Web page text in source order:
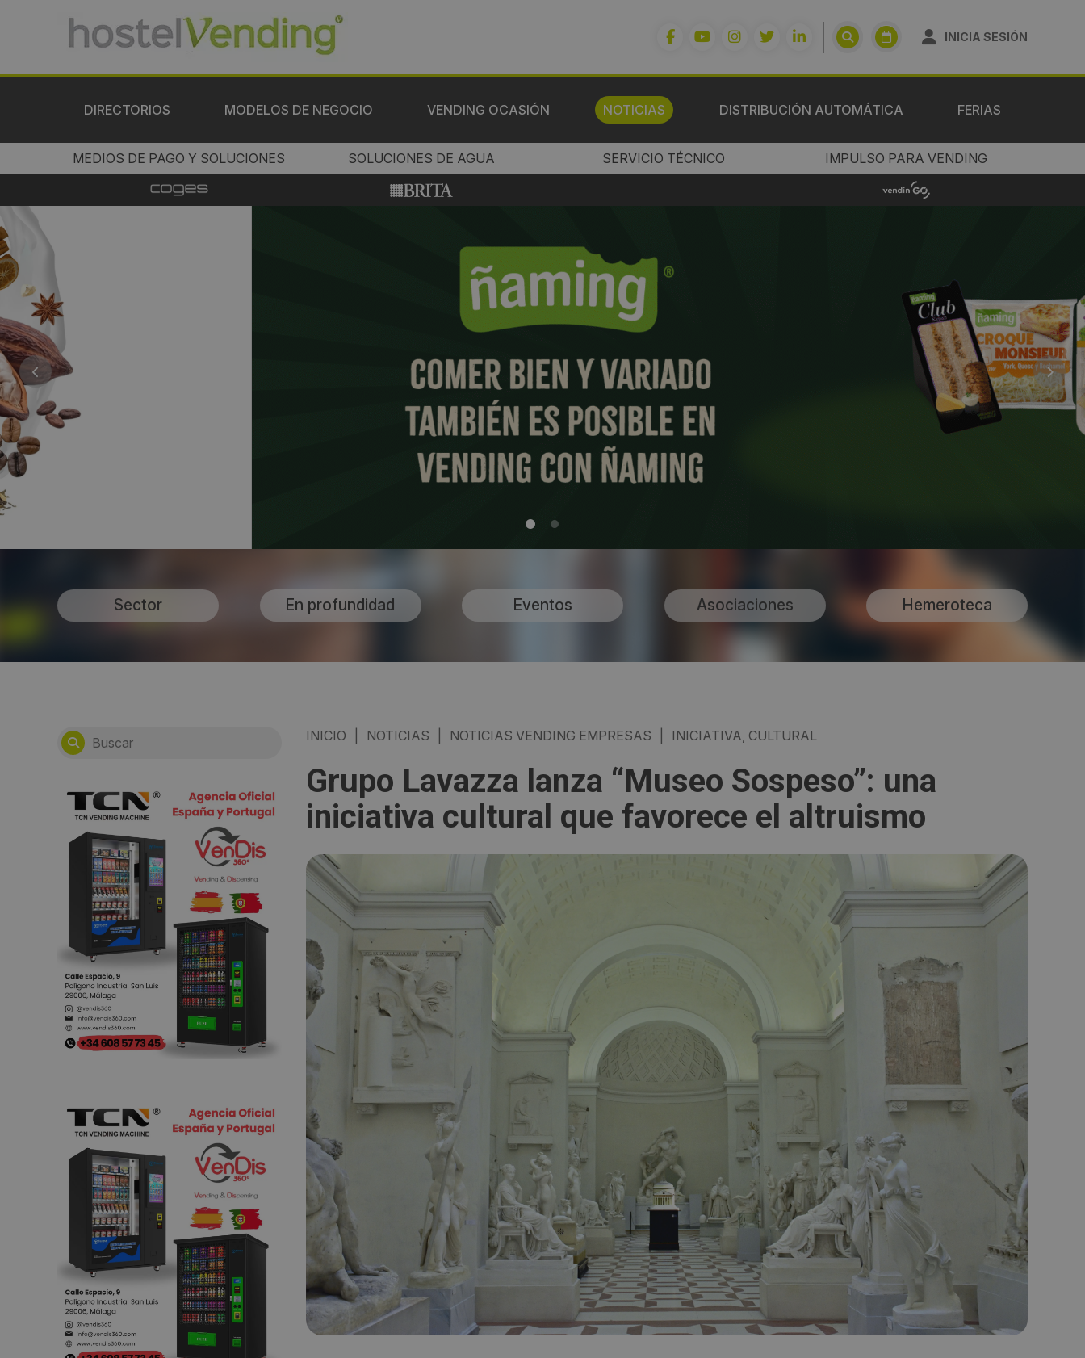
INICIA SESIÓN
DIRECTORIOS MODELOS DE NEGOCIO VENDING OCASIÓN NOTICIAS DISTRIBUCIÓN AUTOMÁTICA FERIAS
MEDIOS DE PAGO Y SOLUCIONES SOLUCIONES DE AGUA SERVICIO TÉCNICO IMPULSO PARA VENDING
Sector En profundidad Eventos Asociaciones Hemeroteca
INICIO NOTICIAS NOTICIAS VENDING EMPRESAS INICIATIVA, CULTURAL
Grupo Lavazza lanza “Museo Sospeso”: una
iniciativa cultural que favorece el altruismo